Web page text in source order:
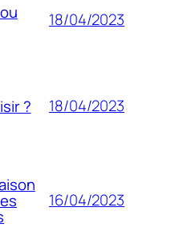
18/04/2023
? 18/04/2023
16/04/2023